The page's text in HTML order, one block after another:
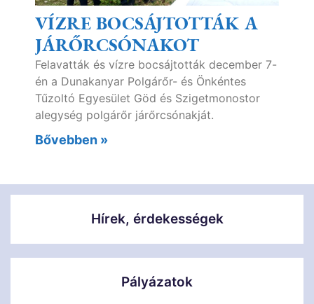
VÍZRE BOCSÁJTOTTÁK A
JÁRŐRCSÓNAKOT
Felavatták és vízre bocsájtották december 7-
én a Dunakanyar Polgárőr- és Önkéntes
Tűzoltó Egyesület Göd és Szigetmonostor
alegység polgárőr járőrcsónakját.
Bővebben »
Hírek, érdekességek
Pályázatok